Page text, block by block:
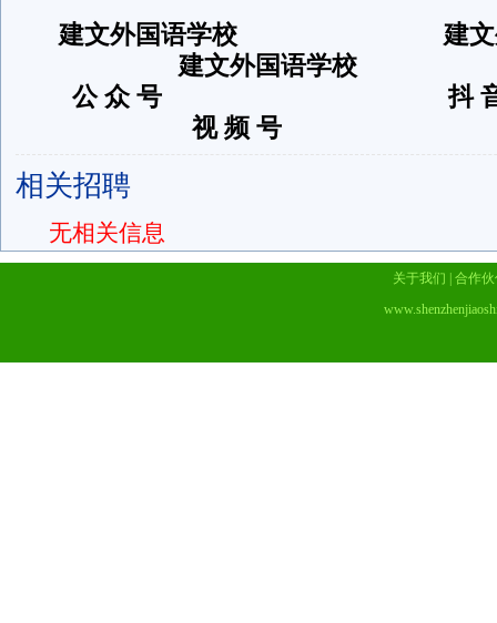
建文外国语学校 建文
建文外国语学校
公 众 号
视 频 号
相关招聘
无相关信息
关于我们
合作